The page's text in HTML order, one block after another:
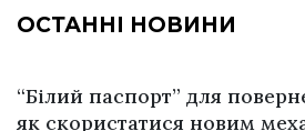
ОСТАННІ НОВИНИ
“Білий паспорт” для
як скористатися новим